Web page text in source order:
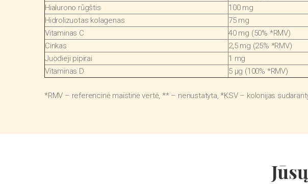
Hialurono rūgštis 100 mg
Hidrolizuotas kolagenas
75 mg
Vitaminas C
40 mg (50% *RMV)
Cinkas
2,5 mg (25% *RMV)
Juodieji pipirai
1 mg
Vitaminas D
5 μg (100% *RMV)
*RMV – referencinė maistinė vertė, ** – nenustatyta, *KSV – kolonijas